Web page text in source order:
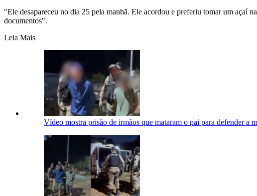
"Ele desapareceu no dia 25 pela manhã. Ele acordou e preferiu tomar um açaí
documentos".
Leia Mais
Vídeo mostra prisão de irmãos que mataram o pai para defender a